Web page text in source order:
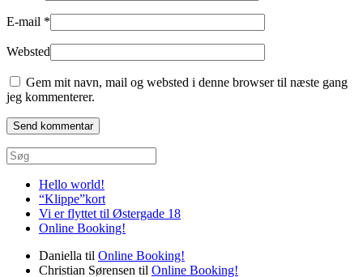
E-mail *
Websted
Gem mit navn, mail og websted i denne browser til næste gang
jeg kommenterer.
Send kommentar
Hello world!
“Klippe”kort
Vi er flyttet til Østergade 18
Online Booking!
Daniella til Online Booking!
Christian Sørensen til Online Booking!